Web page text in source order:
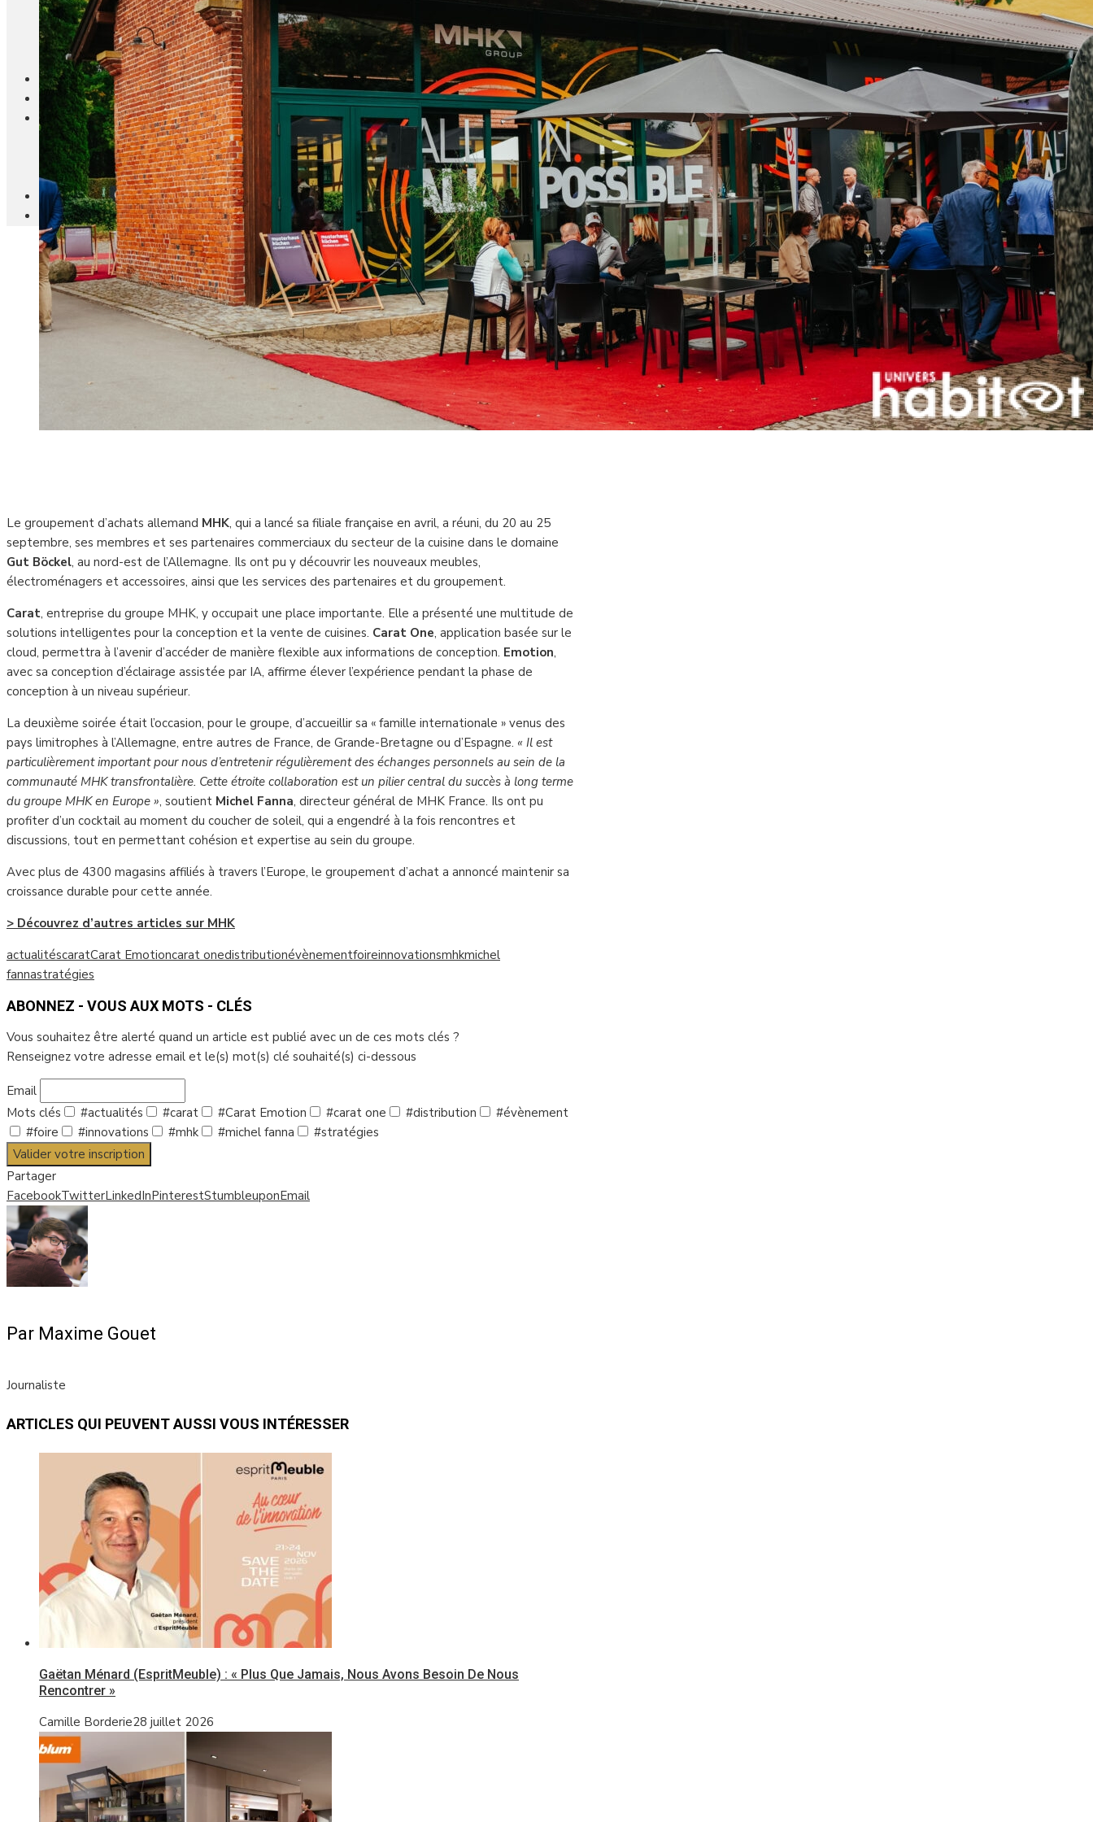
Mobilier
Cuisine
Brico Jardin
Agenda
Newsletter
Nos autres titres
Faire Savoir Faire
Aviasport
Univers Made in France
Qui sommes-nous
Contact
Le groupement d’achats allemand MHK, qui a lancé sa filiale française en avril, a réuni, du 20 au 25
septembre, ses membres et ses partenaires commerciaux du secteur de la cuisine dans le domaine
Gut Böckel, au nord-est de l’Allemagne. Ils ont pu y découvrir les nouveaux meubles,
électroménagers et accessoires, ainsi que les services des partenaires et du groupement.
Carat, entreprise du groupe MHK, y occupait une place importante. Elle a présenté une multitude de
solutions intelligentes pour la conception et la vente de cuisines. Carat One, application basée sur le
cloud, permettra à l’avenir d’accéder de manière flexible aux informations de conception. Emotion,
avec sa conception d’éclairage assistée par IA, affirme élever l’expérience pendant la phase de
conception à un niveau supérieur.
La deuxième soirée était l’occasion, pour le groupe, d’accueillir sa « famille internationale » venus des
pays limitrophes à l’Allemagne, entre autres de France, de Grande-Bretagne ou d’Espagne. « Il est
particulièrement important pour nous d’entretenir régulièrement des échanges personnels au sein de la
communauté MHK transfrontalière. Cette étroite collaboration est un pilier central du succès à long terme
du groupe MHK en Europe », soutient Michel Fanna, directeur général de MHK France. Ils ont pu
profiter d’un cocktail au moment du coucher de soleil, qui a engendré à la fois rencontres et
discussions, tout en permettant cohésion et expertise au sein du groupe.
Avec plus de 4300 magasins affiliés à travers l’Europe, le groupement d’achat a annoncé maintenir sa
croissance durable pour cette année.
> Découvrez d’autres articles sur MHK
actualitéscaratCarat Emotioncarat onedistributionévènementfoireinnovationsmhkmichel
fannastratégies
ABONNEZ - VOUS AUX MOTS - CLÉS
Vous souhaitez être alerté quand un article est publié avec un de ces mots clés ?
Renseignez votre adresse email et le(s) mot(s) clé souhaité(s) ci-dessous
Email
Mots clés
#actualités #carat #Carat Emotion #carat one #distribution
#évènement
#foire
#innovations #mhk #michel fanna
#stratégies
Valider votre inscription
Partager
FacebookTwitterLinkedInPinterestStumbleuponEmail
Par Maxime Gouet
Journaliste
ARTICLES QUI PEUVENT AUSSI VOUS INTÉRESSER
Gaëtan Ménard (EspritMeuble) : « Plus Que Jamais, Nous Avons Besoin De Nous
Rencontrer »
Camille Borderie28 juillet 2026